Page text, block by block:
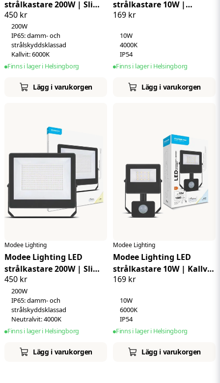
strålkastare 200W | Slim |
Kallvit 6000K | IP65
450 kr
200W
IP65: damm- och
strålskyddsklassad
Kallvit: 6000K
Finns i lager i Helsingborg
Lägg i varukorgen
strålkastare 10W |
Neutralvit 4000K | IP54 |
169 kr
10W
4000K
IP54
Finns i lager i Helsingborg
Lägg i varukorgen
Modee Lighting
Modee Lighting LED
strålkastare 200W | Slim |
Kallvit 4000K | IP65
450 kr
200W
IP65: damm- och
strålskyddsklassad
Neutralvit: 4000K
Finns i lager i Helsingborg
Lägg i varukorgen
Modee Lighting
Modee Lighting LED
strålkastare 10W | Kallvit
6000K | IP54 | + sensor
169 kr
10W
6000K
IP54
Finns i lager i Helsingborg
Lägg i varukorgen